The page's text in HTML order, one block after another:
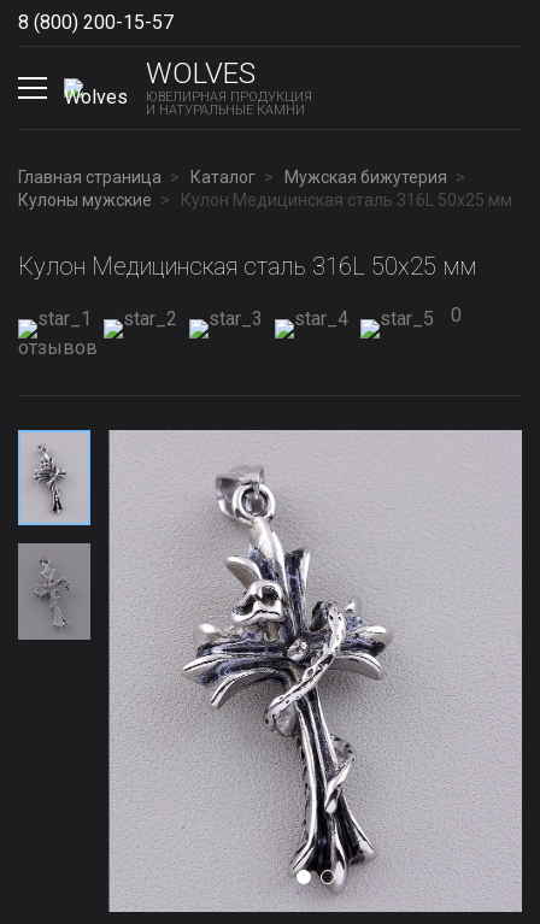
8 (800) 200-15-57
WOLVES
ЮВЕЛИРНАЯ ПРОДУКЦИЯ
И НАТУРАЛЬНЫЕ КАМНИ
Главная страница Каталог
Мужская бижутерия
Кулоны мужские
Кулон Медицинская сталь 316L 50х25 мм
Кулон Медицинская сталь 316L 50х25 мм
0
отзывов